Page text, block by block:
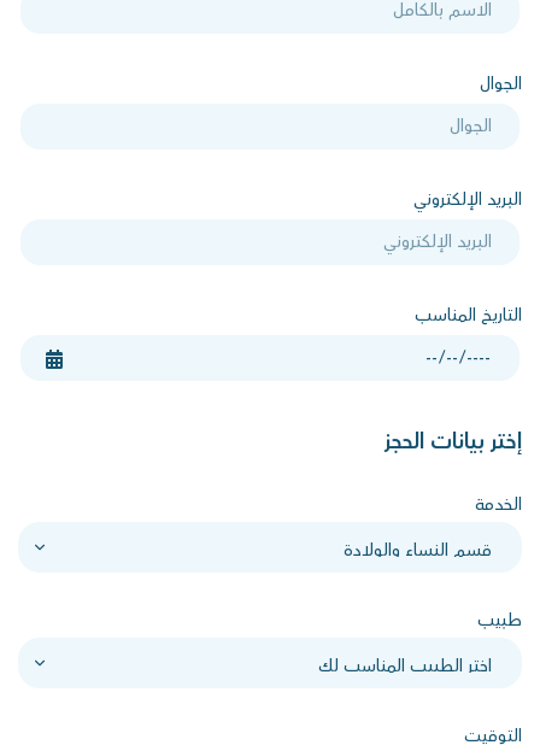
الجوال
البريد الإلكتروني
التاريخ المناسب
إختر بيانات الحجز
الخدمة
طبيب
التوقيت